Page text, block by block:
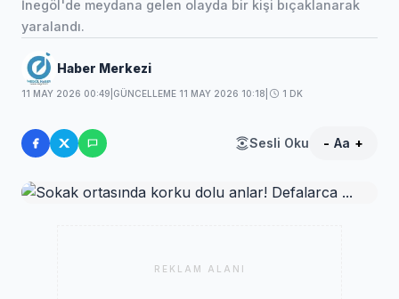
İnegöl'de meydana gelen olayda bir kişi bıçaklanarak
yaralandı.
Haber Merkezi
11 MAY 2026 00:49 GÜNCELLEME 11 MAY 2026 10:18 1 DK
Sesli Oku - Aa +
REKLAM ALANI